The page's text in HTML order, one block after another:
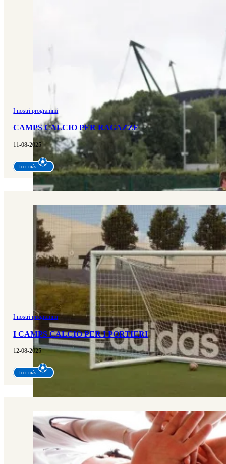
I nostri programmi
CAMPS CALCIO PER RAGAZZE
11-08-2025
Leer más
I nostri programmi
I CAMPS CALCIO PER I PORTIERI
12-08-2025
Leer más